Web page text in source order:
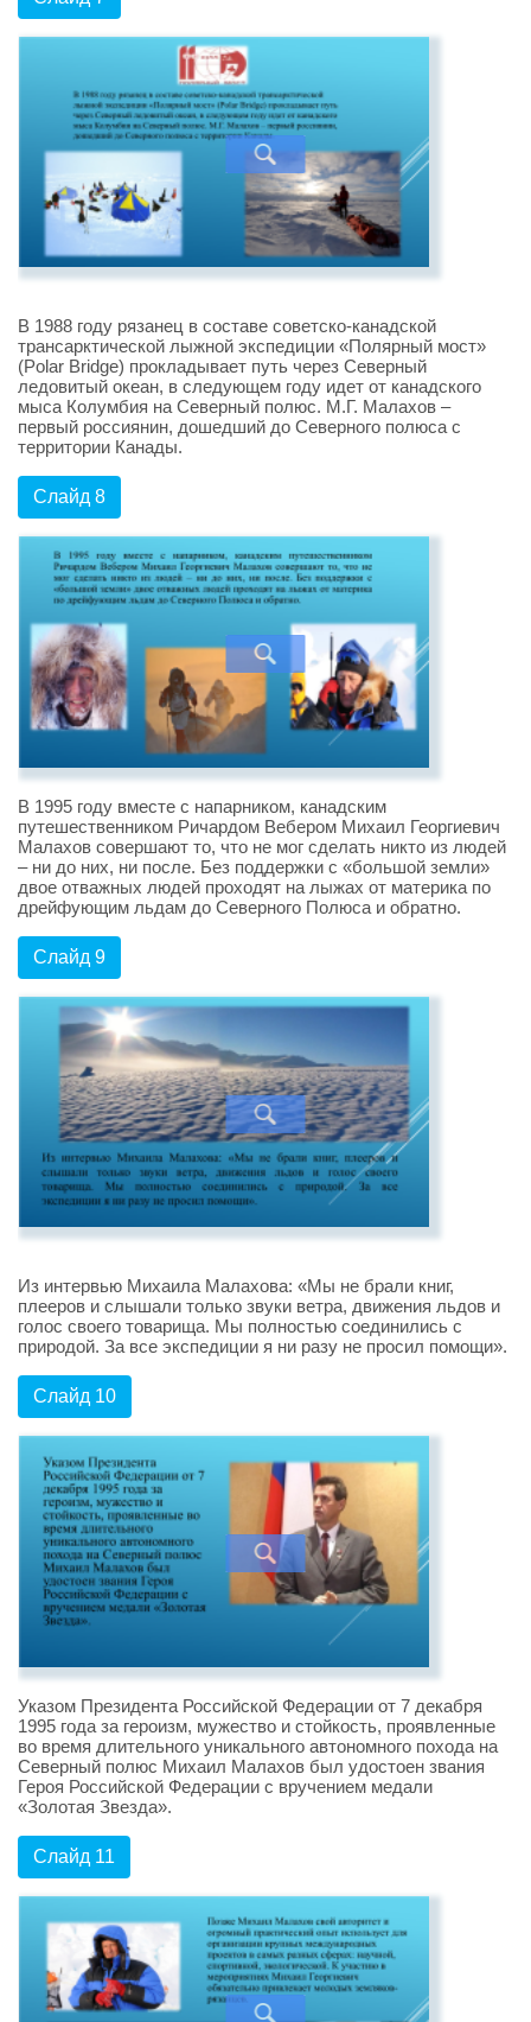
В 1988 году рязанец в составе советско-канадской
трансарктической лыжной экспедиции «Полярный мост»
(Polar Bridge) прокладывает путь через Северный
ледовитый океан, в следующем году идет от канадского
мыса Колумбия на Северный полюс. М.Г. Малахов –
первый россиянин, дошедший до Северного полюса с
территории Канады.
Слайд 8
В 1995 году вместе с напарником, канадским
путешественником Ричардом Вебером Михаил Георгиевич
Малахов совершают то, что не мог сделать никто из людей
– ни до них, ни после. Без поддержки с «большой земли»
двое отважных людей проходят на лыжах от материка по
дрейфующим льдам до Северного Полюса и обратно.
Слайд 9
Из интервью Михаила Малахова: «Мы не брали книг,
плееров и слышали только звуки ветра, движения льдов и
голос своего товарища. Мы полностью соединились с
природой. За все экспедиции я ни разу не просил помощи».
Слайд 10
Указом Президента Российской Федерации от 7 декабря
1995 года за героизм, мужество и стойкость, проявленные
во время длительного уникального автономного похода на
Северный полюс Михаил Малахов был удостоен звания
Героя Российской Федерации с вручением медали
«Золотая Звезда».
Слайд 11